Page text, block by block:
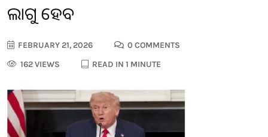
ଲାଗୁ ହେବ
FEBRUARY 21, 2026
0 COMMENTS
162 VIEWS
READ IN 1 MINUTE